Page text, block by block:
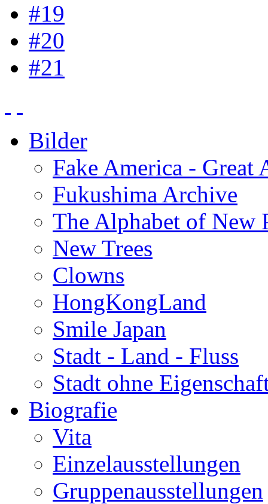
#19
#20
#21
Bilder
Fake America - Great
Fukushima Archive
The Alphabet of New
New Trees
Clowns
HongKongLand
Smile Japan
Stadt - Land - Fluss
Stadt ohne
Biografie
Vita
Einzelausstellungen
Gruppenausstellungen